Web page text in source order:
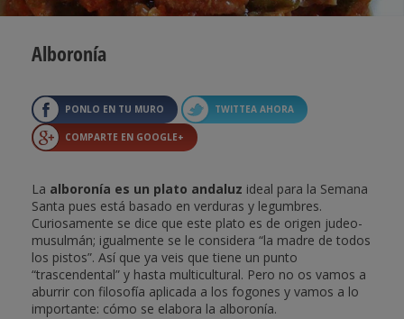
Alboronía
PONLO EN TU MURO TWITTEA AHORA
COMPARTE EN GOOGLE+
La alboronía es un plato andaluz ideal para la Semana
Santa pues está basado en verduras y legumbres.
Curiosamente se dice que este plato es de origen judeo-
musulmán; igualmente se le considera “la madre de todos
los pistos”. Así que ya veis que tiene un punto
“trascendental” y hasta multicultural. Pero no os vamos a
aburrir con filosofía aplicada a los fogones y vamos a lo
importante: cómo se elabora la alboronía.